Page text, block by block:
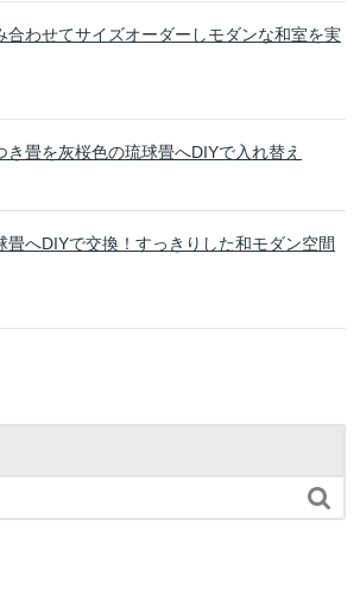
合わせてサイズオーダーしモダンな和室を実
畳を灰桜色の琉球畳へDIYで入れ替え
畳へDIYで交換！すっきりした和モダン空間
